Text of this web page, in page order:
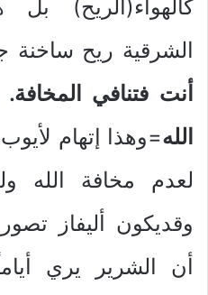
كالهواء(الريح)
الشرقية ريح ساخنة
أنت فتنافي
الله=وهذا إتهام
لعدم مخافة الله
وقديكون أليفاز
أن الشرير يري